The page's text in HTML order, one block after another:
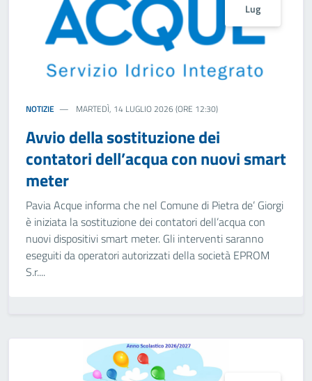
Lug
NOTIZIE MARTEDÌ, 14 LUGLIO 2026 (ORE 12:30)
Avvio della sostituzione dei
contatori dell’acqua con nuovi smart
meter
Pavia Acque informa che nel Comune di Pietra de’ Giorgi
è iniziata la sostituzione dei contatori dell’acqua con
nuovi dispositivi smart meter. Gli interventi saranno
eseguiti da operatori autorizzati della società EPROM
S.r....